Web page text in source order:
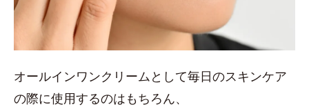
オールインワンクリームとして毎日のスキンケア
の際に使用するのはもちろん、